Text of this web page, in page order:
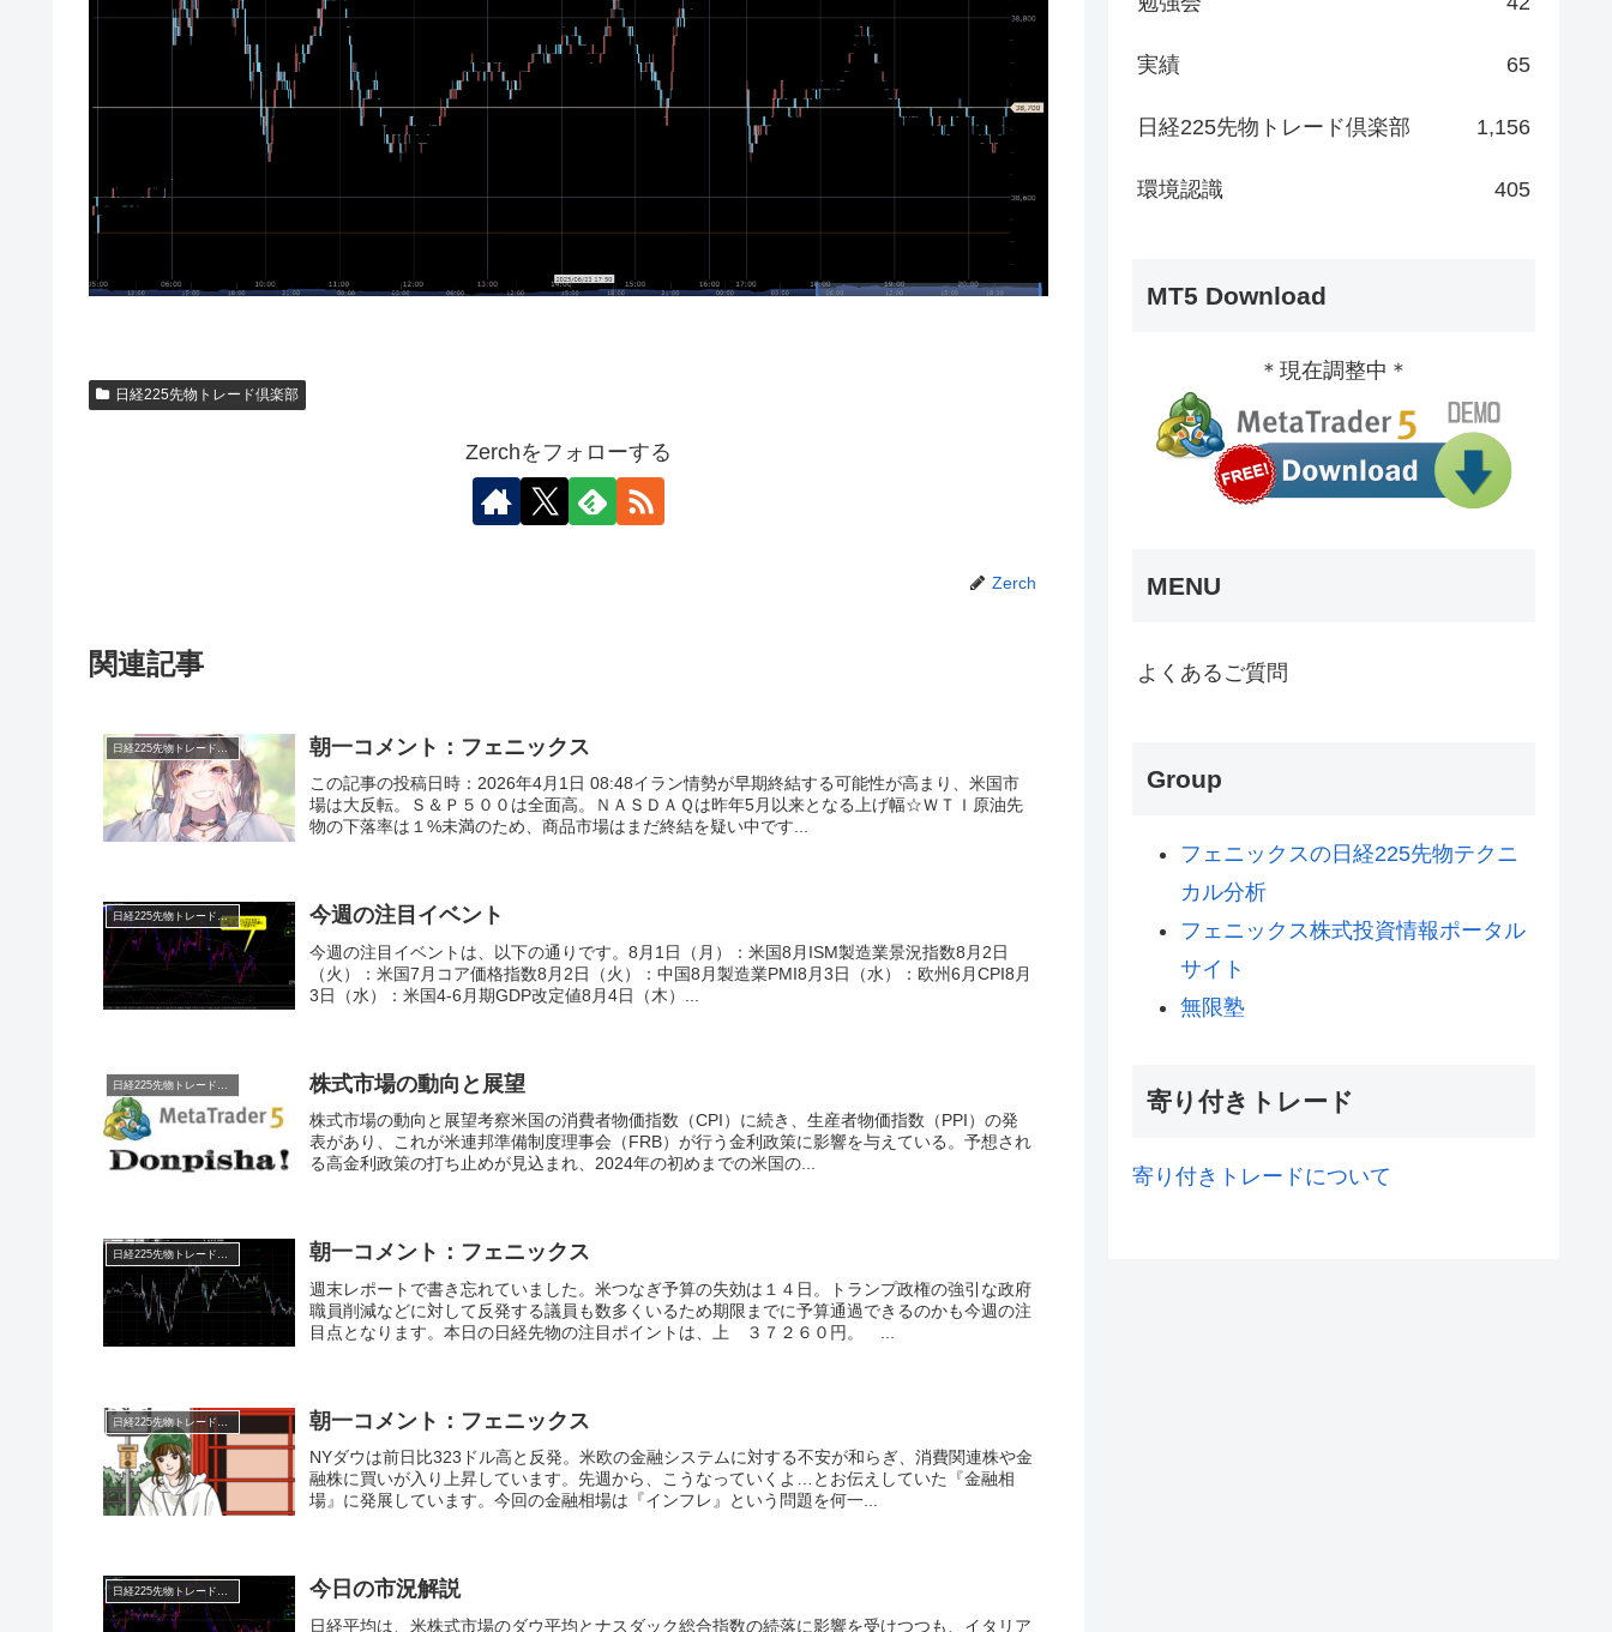
日経225先物トレード倶楽部
Zerchをフォローする
Zerch
関連記事
日経225先物トレード倶楽部 朝一コメント：フェニックス
この記事の投稿日時：2026年4月1日 08:48イラン情勢が早期終結する可能性が高まり、米国市
場は大反転。Ｓ＆Ｐ５００は全面高。ＮＡＳＤＡＱは昨年5月以来となる上げ幅☆ＷＴＩ原油先
物の下落率は１%未満のため、商品市場はまだ終結を疑い中です...
日経225先物トレード倶楽部 今週の注目イベント
今週の注目イベントは、以下の通りです。8月1日（月）：米国8月ISM製造業景況指数8月2日
（火）：米国7月コア価格指数8月2日（火）：中国8月製造業PMI8月3日（水）：欧州6月CPI8月
3日（水）：米国4-6月期GDP改定値8月4日（木）...
日経225先物トレード倶楽部 株式市場の動向と展望
株式市場の動向と展望考察米国の消費者物価指数（CPI）に続き、生産者物価指数（PPI）の発
表があり、これが米連邦準備制度理事会（FRB）が行う金利政策に影響を与えている。予想され
る高金利政策の打ち止めが見込まれ、2024年の初めまでの米国の...
朝一コメント：フェニックス
週末レポートで書き忘れていました。米つなぎ予算の失効は１４日。トランプ政権の強引な政府
職員削減などに対して反発する議員も数多くいるため期限までに予算通過できるのかも今週の注
目点となります。本日の日経先物の注目ポイントは、上 ３７２６０円。 ...
日経225先物トレード倶楽部 朝一コメント：フェニックス
NYダウは前日比323ドル高と反発。米欧の金融システムに対する不安が和らぎ、消費関連株や金
融株に買いが入り上昇しています。先週から、こうなっていくよ…とお伝えしていた『金融相
場』に発展しています。今回の金融相場は『インフレ』という問題を何一...
今日の市況解説
日経平均は、米株式市場のダウ平均とナスダック総合指数の続落に影響を受けつつも、イタリア
実績 65
日経225先物トレード倶楽部 1,156
環境認識 405
MT5 Download
＊現在調整中＊
MENU
よくあるご質問
Group
フェニックスの日経225先物テクニ
カル分析
フェニックス株式投資情報ポータル
サイト
無限塾
寄り付きトレード
寄り付きトレードについて